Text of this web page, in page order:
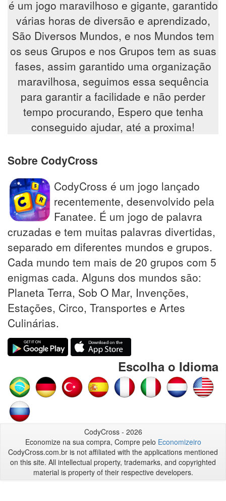
é um jogo maravilhoso e gigante, garantido
várias horas de diversão e aprendizado,
São Diversos Mundos, e nos Mundos tem
os seus Grupos e nos Grupos tem as suas
fases, assim garantido uma organização
maravilhosa, seguimos essa sequência
para garantir a facilidade e não perder
tempo procurando, Espero que tenha
conseguido ajudar, até a proxima!
Sobre CodyCross
CodyCross é um jogo lançado
recentemente, desenvolvido pela
Fanatee. É um jogo de palavra
cruzadas e tem muitas palavras divertidas,
separado em diferentes mundos e grupos.
Cada mundo tem mais de 20 grupos com 5
enigmas cada. Alguns dos mundos são:
Planeta Terra, Sob O Mar, Invenções,
Estações, Circo, Transportes e Artes
Culinárias.
Escolha o Idioma
CodyCross - 2026
Economize na sua compra, Compre pelo Economizeiro
CodyCross.com.br is not affiliated with the applications mentioned
on this site. All intellectual property, trademarks, and copyrighted
material is property of their respective developers.